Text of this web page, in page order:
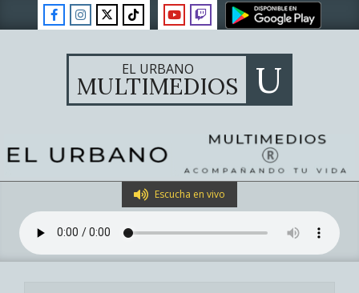
to
EL URBANO
MULTIMEDIOS U
Navigation
Menu
Escucha en vivo